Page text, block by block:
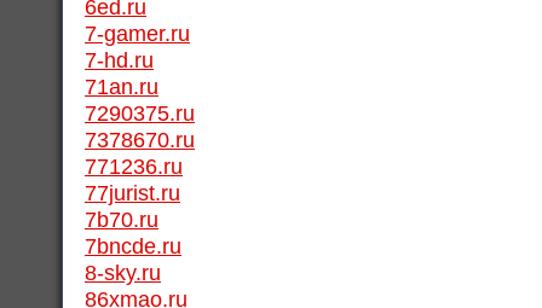
6ed.ru
7-gamer.ru
7-hd.ru
71an.ru
7290375.ru
7378670.ru
771236.ru
77jurist.ru
7b70.ru
7bncde.ru
8-sky.ru
86xmao.ru